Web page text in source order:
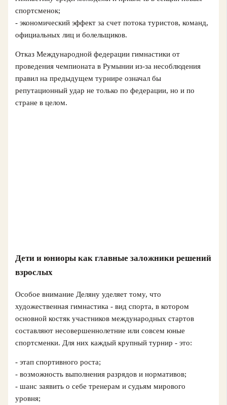
спортсменок;
- экономический эффект за счет потока туристов, команд,
официальных лиц и болельщиков.
Отказ Международной федерации гимнастики от
проведения чемпионата в Румынии из‑за несоблюдения
правил на предыдущем турнире означал бы
репутационный удар не только по федерации, но и по
стране в целом.
Дети и юниоры как главные заложники решений
взрослых
Особое внимание Деляну уделяет тому, что
художественная гимнастика - вид спорта, в котором
основной костяк участников международных стартов
составляют несовершеннолетние или совсем юные
спортсменки. Для них каждый крупный турнир - это:
- этап спортивного роста;
- возможность выполнения разрядов и нормативов;
- шанс заявить о себе тренерам и судьям мирового
уровня;